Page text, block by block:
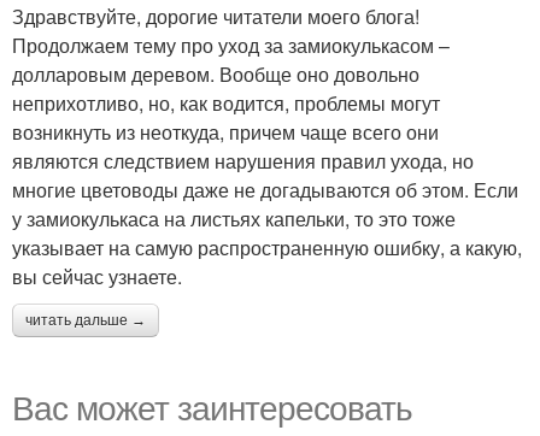
Здравствуйте, дорогие читатели моего блога!
Продолжаем тему про уход за замиокулькасом –
долларовым деревом. Вообще оно довольно
неприхотливо, но, как водится, проблемы могут
возникнуть из неоткуда, причем чаще всего они
являются следствием нарушения правил ухода, но
многие цветоводы даже не догадываются об этом. Если
у замиокулькаса на листьях капельки, то это тоже
указывает на самую распространенную ошибку, а какую,
вы сейчас узнаете.
читать дальше →
Вас может заинтересовать